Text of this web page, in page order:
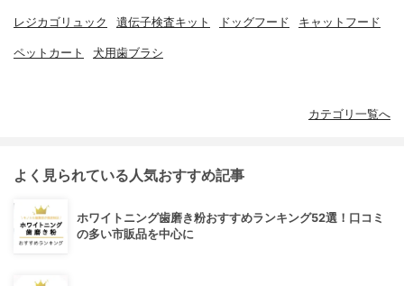
レジカゴリュック 遺伝子検査キット ドッグフード キャットフード
ペットカート 犬用歯ブラシ
カテゴリ一覧へ
よく見られている人気おすすめ記事
ホワイトニング歯磨き粉おすすめランキング52選！口コミ
の多い市販品を中心に